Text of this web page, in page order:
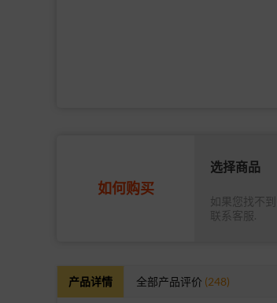
如何购买
选择商品
如果您找不
联系客服.
产品详情 全部产品评价 (248)